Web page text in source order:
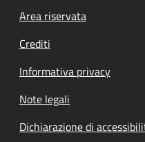
Footer menu
Area riservata
Crediti
Informativa privacy
Note legali
Dichiarazione di